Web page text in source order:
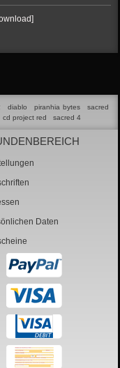
diablo piranhia bytes
sacred
cd project red sacred 4
Daten